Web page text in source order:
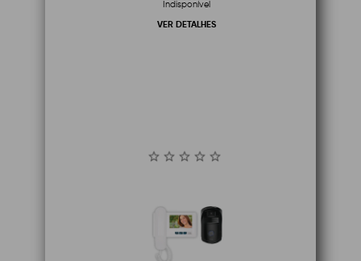
Indisponível
VER DETALHES